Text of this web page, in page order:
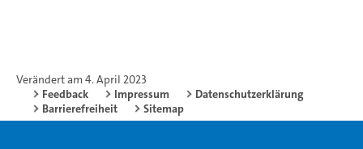
Verändert am 4. April 2023
Feedback
Impressum
Datenschutzerklärung
Barrierefreiheit
Sitemap